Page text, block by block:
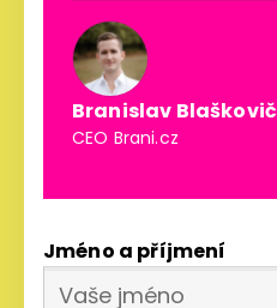
Branislav Blaškovič
CEO Brani.cz
Jméno a příjmení